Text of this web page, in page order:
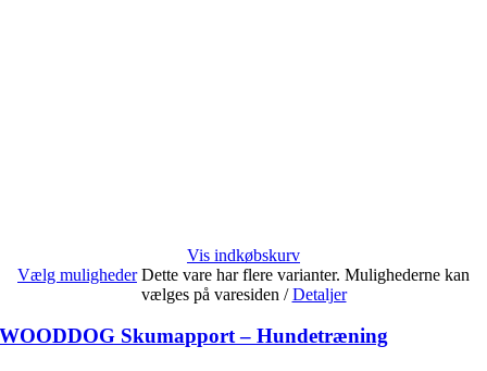
Vis indkøbskurv
Vælg muligheder Dette vare har flere varianter. Mulighederne kan
vælges på varesiden / Detaljer
WOODDOG Skumapport – Hundetræning